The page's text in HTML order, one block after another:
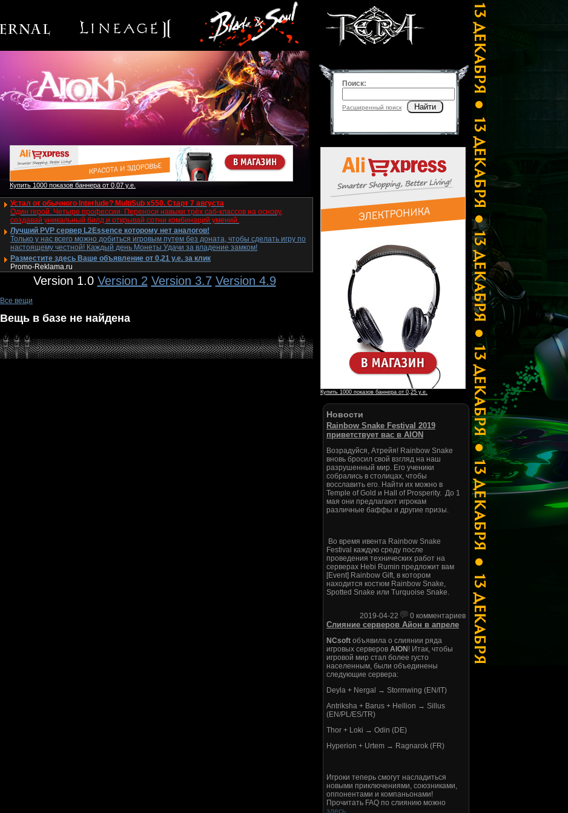
Купить 1000 показов баннера от 0,07 у.е.
Устал от обычного Interlude? MultiSub x550. Старт 7 августа
Один герой. Четыре профессии. Переноси навыки трёх саб-классов на основу,
создавай уникальный билд и открывай сотни комбинаций умений.
Лучший PVP сервер L2Essence которому нет аналогов!
Только у нас всего можно добиться игровым путем без доната, чтобы сделать игру по
настоящему честной! Каждый день Монеты Удачи за владение замком!
Разместите здесь Ваше объявление от 0,21 у.е. за клик
Promo-Reklama.ru
Version 1.0 Version 2 Version 3.7 Version 4.9
Все вещи
Вещь в базе не найдена
Поиск:
Расширенный поиск Найти
Купить 1000 показов баннера от 0,25 у.е.
Новости
Rainbow Snake Festival 2019
приветствует вас в AION
Возрадуйся, Атрейя! Rainbow Snake
вновь бросил свой взгляд на наш
разрушенный мир. Его ученики
собрались в столицах, чтобы
восславить его. Найти их можно в
Temple of Gold и Hall of Prosperity. До 1
мая они предлагают игрокам
различные баффы и другие призы.
Во время ивента Rainbow Snake
Festival каждую среду после
проведения технических работ на
серверах Hebi Rumin предложит вам
[Event] Rainbow Gift, в котором
находится костюм Rainbow Snake,
Spotted Snake или Turquoise Snake.
2019-04-22 0 комментариев
Слияние серверов Айон в апреле
NCsoft объявила о слиянии ряда
игровых серверов AION ! Итак, чтобы
игровой мир стал более густо
населенным, были объединены
следующие сервера:
Deyla + Nergal → Stormwing (EN/IT)
Antriksha + Barus + Hellion → Sillus
(EN/PL/ES/TR)
Thor + Loki → Odin (DE)
Hyperion + Urtem → Ragnarok (FR)
Игроки теперь смогут насладиться
новыми приключениями, союзниками,
оппонентами и компаньонами!
Прочитать FAQ по слиянию можно